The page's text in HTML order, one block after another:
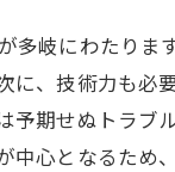
岐にわたりま
に、技術力も
予期せぬトラ
中心となるた